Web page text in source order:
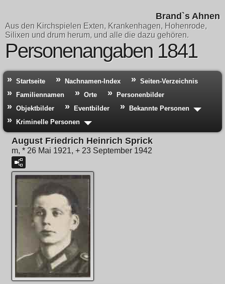
Brand`s Ahnen
Aus den Kirchspielen Exten, Krankenhagen, Hohenrode,
Silixen und drum herum, und alle die dazu gehören.
Personenangaben 1841
Startseite Nachnamen-Index
Seiten-Verzeichnis
Familiennamen
Orte
Personenbilder
Objektbilder
Eventbilder
Bekannte Personen
Kriminelle Personen
August Friedrich Heinrich Sprick
m, * 26 Mai 1921, + 23 September 1942